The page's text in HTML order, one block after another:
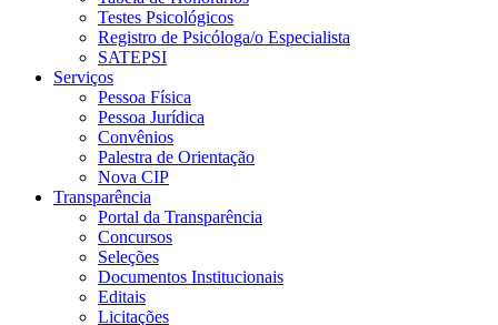
Testes Psicológicos
Registro de Psicóloga/o Especialista
SATEPSI
Serviços
Pessoa Física
Pessoa Jurídica
Convênios
Palestra de Orientação
Nova CIP
Transparência
Portal da Transparência
Concursos
Seleções
Documentos Institucionais
Editais
Licitações